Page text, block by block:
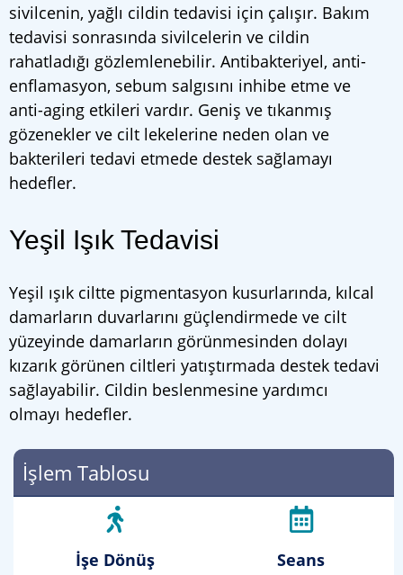
sivilcenin, yağlı cildin tedavisi için çalışır. Bakım
tedavisi sonrasında sivilcelerin ve cildin
rahatladığı gözlemlenebilir. Antibakteriyel, anti-
enflamasyon, sebum salgısını inhibe etme ve
anti-aging etkileri vardır. Geniş ve tıkanmış
gözenekler ve cilt lekelerine neden olan ve
bakterileri tedavi etmede destek sağlamayı
hedefler.
Yeşil Işık Tedavisi
Yeşil ışık ciltte pigmentasyon kusurlarında, kılcal
damarların duvarlarını güçlendirmede ve cilt
yüzeyinde damarların görünmesinden dolayı
kızarık görünen ciltleri yatıştırmada destek tedavi
sağlayabilir. Cildin beslenmesine yardımcı
olmayı hedefler.
İşlem Tablosu
İşe Dönüş Seans